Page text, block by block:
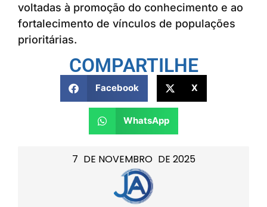
7 DE NOVEMBRO DE 2025
voltadas à promoção do conhecimento e ao
fortalecimento de vínculos de populações
prioritárias.
COMPARTILHE
Facebook X
WhatsApp